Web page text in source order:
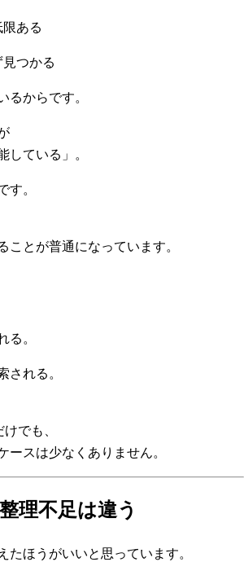
ある
つかる
るからです。
している」。
す。
ことが普通になっています。
る。
される。
でも、
ースは少なくありません。
理不足は違う
たほうがいいと思っています。